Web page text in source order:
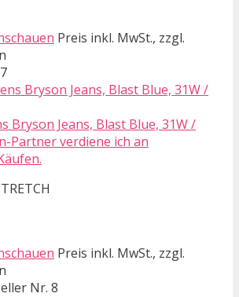
Preis inkl. MwSt., zzgl.
Bryson Jeans, Blast Blue, 31W /
Partner verdiene ich an
Preis inkl. MwSt., zzgl.
Nr. 8